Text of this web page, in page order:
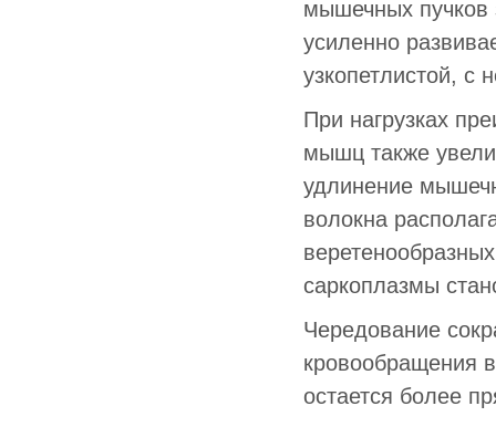
мышечных пучков
усиленно
узкопетлистой, с
При нагрузках
мышц также
удлинение
волокна
саркоплазмы
Чередование
кровообращения
остается более